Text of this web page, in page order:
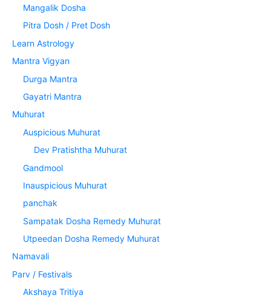
Mangalik Dosha
Pitra Dosh / Pret Dosh
Learn Astrology
Mantra Vigyan
Durga Mantra
Gayatri Mantra
Muhurat
Auspicious Muhurat
Dev Pratishtha Muhurat
Gandmool
Inauspicious Muhurat
panchak
Sampatak Dosha Remedy Muhurat
Utpeedan Dosha Remedy Muhurat
Namavali
Parv / Festivals
Akshaya Tritiya